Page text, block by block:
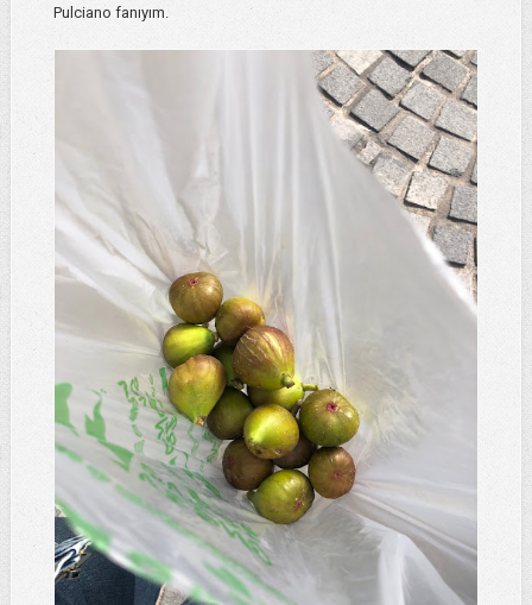
Pulciano fanıyım.